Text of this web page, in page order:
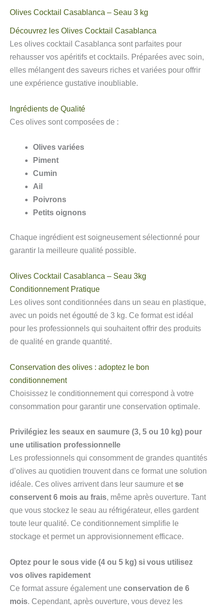
Olives Cocktail Casablanca – Seau 3 kg
Découvrez les Olives Cocktail Casablanca
Les olives cocktail Casablanca sont parfaites pour
rehausser vos apéritifs et cocktails. Préparées avec soin,
elles mélangent des saveurs riches et variées pour offrir
une expérience gustative inoubliable.
Ingrédients de Qualité
Ces olives sont composées de :
Olives variées
Piment
Cumin
Ail
Poivrons
Petits oignons
Chaque ingrédient est soigneusement sélectionné pour
garantir la meilleure qualité possible.
Olives Cocktail Casablanca – Seau 3kg
Conditionnement Pratique
Les olives sont conditionnées dans un seau en plastique,
avec un poids net égoutté de 3 kg. Ce format est idéal
pour les professionnels qui souhaitent offrir des produits
de qualité en grande quantité.
Conservation des olives : adoptez le bon
conditionnement
Choisissez le conditionnement qui correspond à votre
consommation pour garantir une conservation optimale.
Privilégiez les seaux en saumure (3, 5 ou 10 kg) pour
une utilisation professionnelle
Les professionnels qui consomment de grandes quantités
d’olives au quotidien trouvent dans ce format une solution
idéale. Ces olives arrivent dans leur saumure etse
conservent 6 mois au frais, même après ouverture. Tant
que vous stockez le seau au réfrigérateur, elles gardent
toute leur qualité. Ce conditionnement simplifie le
stockage et permet un approvisionnement efficace.
Optez pour le sous vide (4 ou 5 kg) si vous utilisez
vos olives rapidement
Ce format assure également une conservation de 6
mois. Cependant, après ouverture, vous devez les